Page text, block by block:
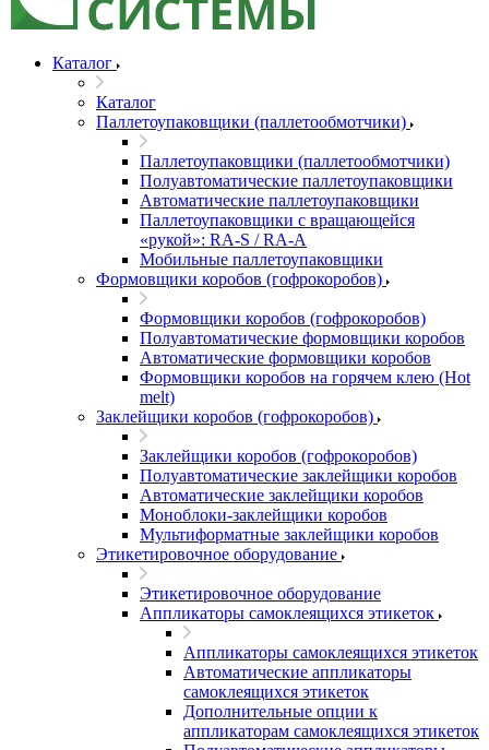
Каталог
Каталог
Паллетоупаковщики (паллетообмотчики)
Паллетоупаковщики (паллетообмотчики)
Полуавтоматические паллетоупаковщики
Автоматические паллетоупаковщики
Паллетоупаковщики с вращающейся
«рукой»: RA-S / RA-A
Мобильные паллетоупаковщики
Формовщики коробов (гофрокоробов)
Формовщики коробов (гофрокоробов)
Полуавтоматические формовщики коробов
Автоматические формовщики коробов
Формовщики коробов на горячем клею (Hot
melt)
Заклейщики коробов (гофрокоробов)
Заклейщики коробов (гофрокоробов)
Полуавтоматические заклейщики коробов
Автоматические заклейщики коробов
Моноблоки-заклейщики коробов
Мультиформатные заклейщики коробов
Этикетировочное оборудование
Этикетировочное оборудование
Аппликаторы самоклеящихся этикеток
Аппликаторы самоклеящихся этикеток
Автоматические аппликаторы
самоклеящихся этикеток
Дополнительные опции к
аппликаторам самоклеящихся этикеток